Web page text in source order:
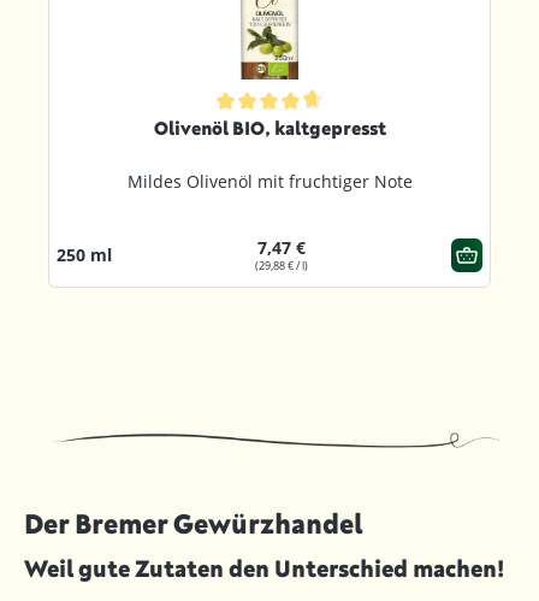
Durchschnittliche Bewertung von 4.8 von 5 Sternen
Olivenöl BIO, kaltgepresst
Mildes Olivenöl mit fruchtiger Note
250 ml 7,47 €
(29,88 € / l)
Der Bremer Gewürzhandel
Weil gute Zutaten den Unterschied machen!